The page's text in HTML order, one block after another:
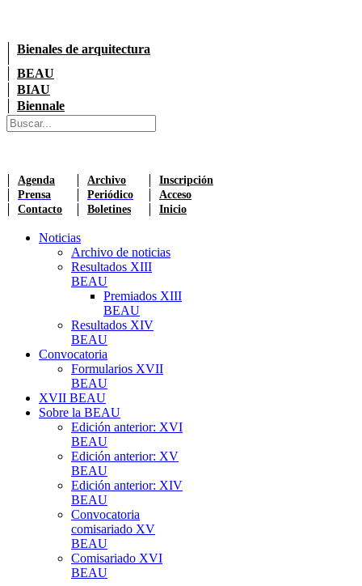
Bienales de arquitectura
BEAU
BIAU
Biennale
Agenda Archivo
Inscripción
Prensa
Periódico
Acceso
Contacto
Boletines Inicio
Noticias
Archivo de noticias
Resultados XIII
BEAU
Premiados XIII
BEAU
Resultados XIV
BEAU
Convocatoria
Formularios XVII
BEAU
XVII BEAU
Sobre la BEAU
Edición anterior: XVI
BEAU
Edición anterior: XV
BEAU
Edición anterior: XIV
BEAU
Convocatoria
comisariado XV
BEAU
Comisariado XVI
BEAU